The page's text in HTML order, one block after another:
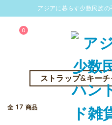
アジアに暮らす少数民族
0
ストラップ&キー
全 17 商品